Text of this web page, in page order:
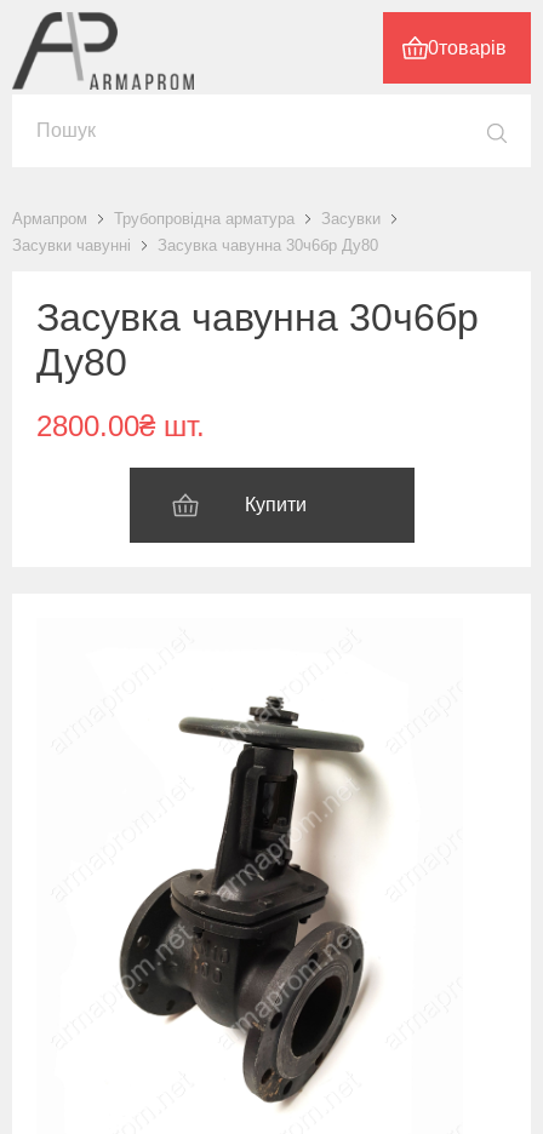
0товарів
Армапром Трубопровідна арматура
Засувки
Засувки чавунні
Засувка чавунна 30ч6бр Ду80
Засувка чавунна 30ч6бр
Ду80
2800.00₴ шт.
Купити